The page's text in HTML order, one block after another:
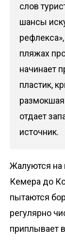
слов
шансы
пляжах
начинает
пластик,
отдает
источник.
Жалуются на
Кемера до
пытаются
регулярно
приплывает